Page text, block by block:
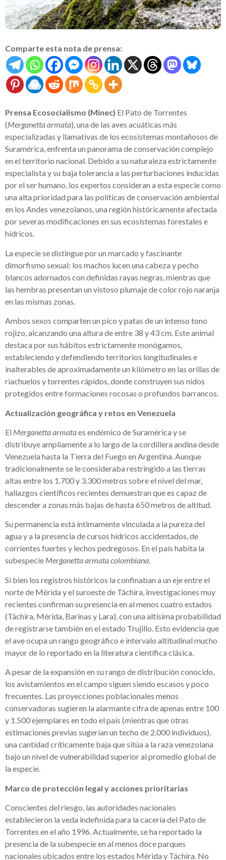
Comparte esta nota de prensa:
Prensa Ecosocialismo (Minec) El Pato de Torrentes
(Merganetta armata), una de las aves acuáticas más
especializadas y llamativas de los ecosistemas montañosos de
Suramérica, enfrenta un panorama de conservación complejo
en el territorio nacional. Debido a su naturaleza estrictamente
especialista y su baja tolerancia a las perturbaciones inducidas
por el ser humano, los expertos consideran a esta especie como
una alta prioridad para las políticas de conservación ambiental
en los Andes venezolanos, una región históricamente afectada
por severas modificaciones en sus ecosistemas forestales e
hídricos.
La especie se distingue por un marcado y fascinante
dimorfismo sexual: los machos lucen una cabeza y pecho
blancos adornados con definidas rayas negras, mientras que
las hembras presentan un vistoso plumaje de color rojo naranja
en las mismas zonas.
Ambos sexos comparten un pico y patas de un intenso tono
rojizo, alcanzando una altura de entre 38 y 43 cm. Este animal
destaca por sus hábitos estrictamente monógamos,
estableciendo y defendiendo territorios longitudinales e
inalterables de aproximadamente un kilómetro en las orillas de
riachuelos y torrentes rápidos, donde construyen sus nidos
protegidos entre formaciones rocosas o profundos barrancos.
Actualización geográfica y retos en Venezuela
El Merganetta armataes endémico de Suramérica y se
distribuye ampliamente a lo largo de la cordillera andina desde
Venezuela hasta la Tierra del Fuego en Argentina. Aunque
tradicionalmente se le consideraba restringido a las tierras
altas entre los 1.700 y 3.300 metros sobre el nivel del mar,
hallazgos científicos recientes demuestran que es capaz de
descender a zonas más bajas de hasta 650 metros de altitud.
Su permanencia está íntimamente vinculada a la pureza del
agua y a la presencia de cursos hídricos accidentados, de
corrientes fuertes y lechos pedregosos. En el país habita la
subespecie Merganetta armata colombiana.
Si bien los registros históricos la confinaban a un eje entre el
norte de Mérida y el suroeste de Táchira, investigaciones muy
recientes confirman su presencia en al menos cuatro estados
(Táchira, Mérida, Barinas y Lara), con una altísima probabilidad
de registrarse también en el estado Trujillo. Esto evidencia que
el ave ocupa un rango geográfico e intervalo altitudinal mucho
mayor de lo reportado en la literatura científica clásica.
A pesar de la expansión en su rango de distribución conocido,
los avistamientos en el campo siguen siendo escasos y poco
frecuentes. Las proyecciones poblacionales menos
conservadoras sugieren la alarmante cifra de apenas entre 100
y 1.500 ejemplares en todo el país (mientras que otras
estimaciones previas sugerían un techo de 2.000 individuos),
una cantidad críticamente baja que sitúa a la raza venezolana
bajo un nivel de vulnerabilidad superior al promedio global de
la especie.
Marco de protección legal y acciones prioritarias
Conscientes del riesgo, las autoridades nacionales
establecieron la veda indefinida para la cacería del Pato de
Torrentes en el año 1996. Actualmente, se ha reportado la
presencia de la subespecie en al menos doce parques
nacionales ubicados entre los estados Mérida y Táchira. No